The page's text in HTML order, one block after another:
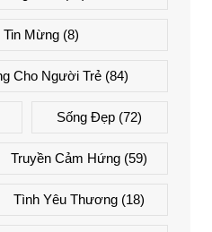
Tin Mừng (8)
Cho Người Trẻ (84)
Sống Đẹp (72)
Truyền Cảm Hứng(59)
Tình Yêu Thương(18)